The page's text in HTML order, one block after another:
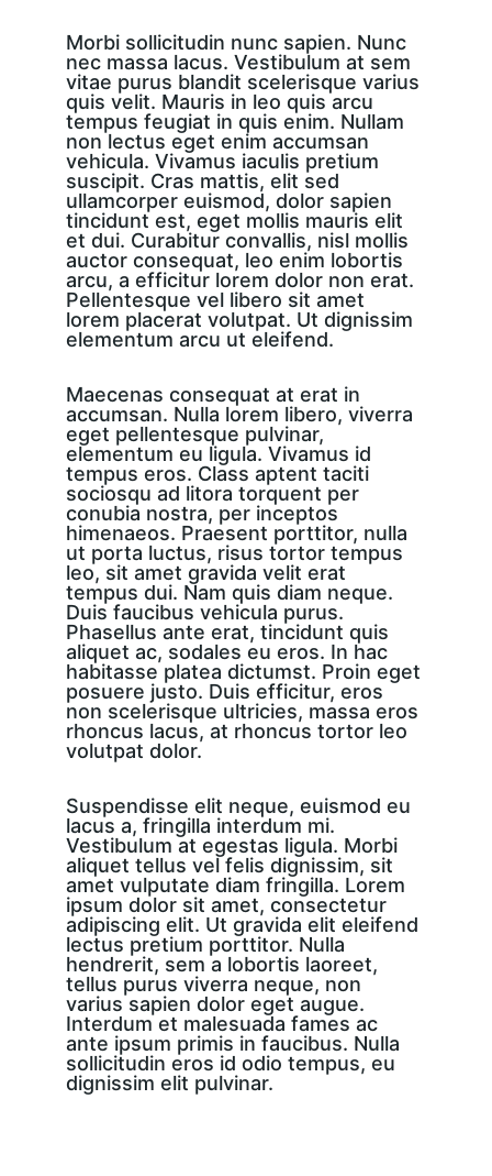
Morbi sollicitudin nunc sapien. Nunc
nec massa lacus. Vestibulum at sem
vitae purus blandit scelerisque varius
quis velit. Mauris in leo quis arcu
tempus feugiat in quis enim. Nullam
non lectus eget enim accumsan
vehicula. Vivamus iaculis pretium
suscipit. Cras mattis, elit sed
ullamcorper euismod, dolor sapien
tincidunt est, eget mollis mauris elit
et dui. Curabitur convallis, nisl mollis
auctor consequat, leo enim lobortis
arcu, a efficitur lorem dolor non erat.
Pellentesque vel libero sit amet
lorem placerat volutpat. Ut dignissim
elementum arcu ut eleifend.
Maecenas consequat at erat in
accumsan. Nulla lorem libero, viverra
eget pellentesque pulvinar,
elementum eu ligula. Vivamus id
tempus eros. Class aptent taciti
sociosqu ad litora torquent per
conubia nostra, per inceptos
himenaeos. Praesent porttitor, nulla
ut porta luctus, risus tortor tempus
leo, sit amet gravida velit erat
tempus dui. Nam quis diam neque.
Duis faucibus vehicula purus.
Phasellus ante erat, tincidunt quis
aliquet ac, sodales eu eros. In hac
habitasse platea dictumst. Proin eget
posuere justo. Duis efficitur, eros
non scelerisque ultricies, massa eros
rhoncus lacus, at rhoncus tortor leo
volutpat dolor.
Suspendisse elit neque, euismod eu
lacus a, fringilla interdum mi.
Vestibulum at egestas ligula. Morbi
aliquet tellus vel felis dignissim, sit
amet vulputate diam fringilla. Lorem
ipsum dolor sit amet, consectetur
adipiscing elit. Ut gravida elit eleifend
lectus pretium porttitor. Nulla
hendrerit, sem a lobortis laoreet,
tellus purus viverra neque, non
varius sapien dolor eget augue.
Interdum et malesuada fames ac
ante ipsum primis in faucibus. Nulla
sollicitudin eros id odio tempus, eu
dignissim elit pulvinar.